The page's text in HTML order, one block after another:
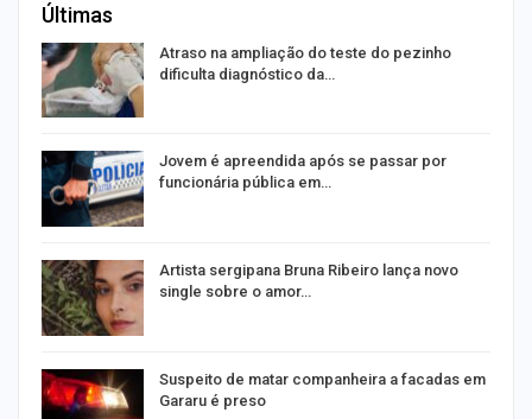
Últimas
Atraso na ampliação do teste do pezinho
dificulta diagnóstico da…
Jovem é apreendida após se passar por
funcionária pública em…
Artista sergipana Bruna Ribeiro lança novo
single sobre o amor…
Suspeito de matar companheira a facadas em
Gararu é preso